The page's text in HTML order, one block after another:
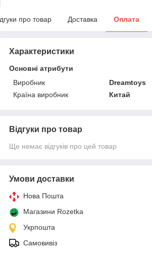
про товар Доставка Оплата
Характеристики
Основні атрибути
Виробник
Dreamtoys
Країна виробник
Китай
Відгуки про товар
Ще немає відгуків про цей товар
Умови доставки
Нова Пошта
Магазини Rozetka
Укрпошта
Самовивіз